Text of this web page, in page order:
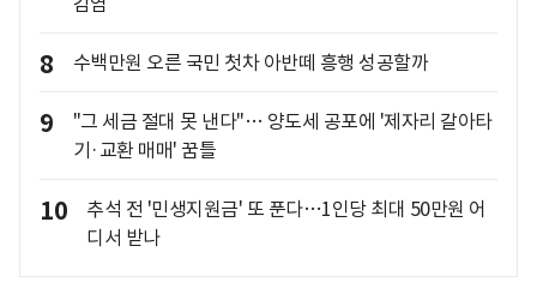
8 수백만원 오른 국민 첫차 아반떼 흥행 성공할까
9
"그 세금 절대 못 낸다"… 양도세 공포에 '제자리 갈아타
기·교환 매매' 꿈틀
10
추석 전 '민생지원금' 또 푼다…1인당 최대 50만원 어
디서 받나